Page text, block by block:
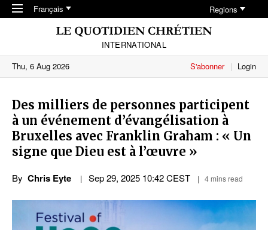
Skip to main content
Français Regions
INTERNATIONAL
Thu, 6 Aug 2026
S'abonner Login
Des milliers de personnes participent
à un événement d’évangélisation à
Bruxelles avec Franklin Graham : « Un
signe que Dieu est à l’œuvre »
By Chris Eyte Sep 29, 2025 10:42 CEST 4 mins read